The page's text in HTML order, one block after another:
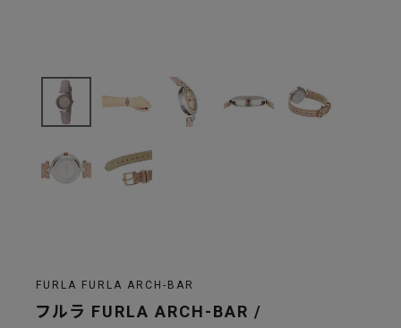
FURLA FURLA ARCH-BAR
フルラ FURLA ARCH-BAR /